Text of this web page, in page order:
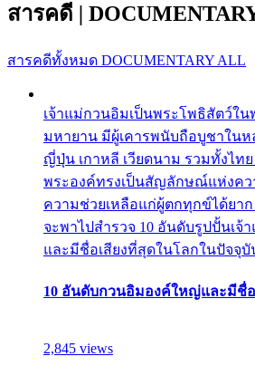
สารคดี |
สารคดีทั้งหมด DOCUMENTARY ALL
เจ้าแม่กวนอิมเป็นพระโพธิสัตว์ใ
มหายาน มีผู้เคารพนับถือบูชาในห
ญี่ปุ่น เกาหลี เวียดนาม รวมทั้งไท
พระองค์ทรงเป็นสัญลักษณ์แห่งคว
ความช่วยเหลือแก่ผู้ตกทุกข์ได้ยาก
จะพาไปสำรวจ 10 อันดับรูปปั้นเ
และมีชื่อเสียงที่สุดในโลกในปัจจุบั
10 อันดับกวนอิมองค์ใหญ่และมีชื่
2,845 views